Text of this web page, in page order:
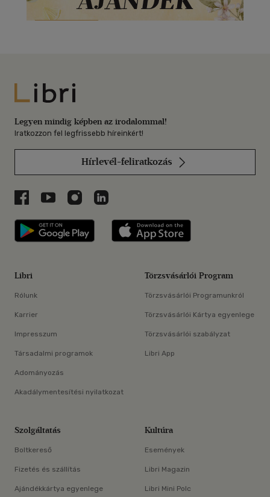
Libri
Legyen mindig képben az irodalommal!
Iratkozzon fel legfrissebb híreinkért!
Hírlevél-feliratkozás
Libri a Facebookon
Libri a Youtube-on
Libri az Instagramon
Libri a LinkedInen
Libri applikáció Szerezd meg: Google
Libri
Rólunk
Karrier
Impresszum
Társadalmi programok
Adományozás
Akadálymentesítési nyilatkozat
Törzsvásárlói Program
Törzsvásárlói Programunkról
Törzsvásárlói Kártya egyenlege
Törzsvásárlói szabályzat
Libri App
Szolgáltatás
Boltkereső
Fizetés és szállítás
Ajándékkártya egyenlege
Kultúra
Események
Libri Magazin
Libri Mini Polc